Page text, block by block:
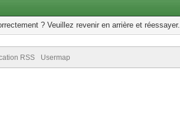
? Veuillez revenir en arrière et réessayer.
RSS Usermap